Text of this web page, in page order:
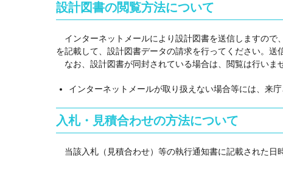
設計図書の閲覧方法について
インターネットメールにより設計図書を送信しますので
を記載して、設計図書データの請求を行ってください。送
なお、設計図書が同封されている場合は、閲覧は行いま
インターネットメールが取り扱えない場合等には、来
入札・見積合わせの方法について
当該入札（見積合わせ）等の執行通知書に記載された日